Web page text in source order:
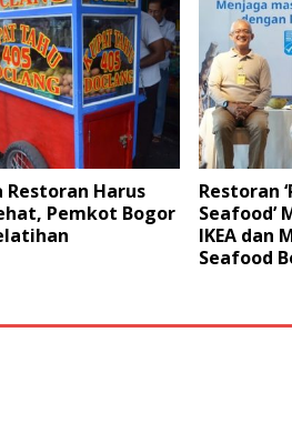
Restoran Harus
Pemkot Bogor
Restoran
Seafood’
IKEA dan
Seafood